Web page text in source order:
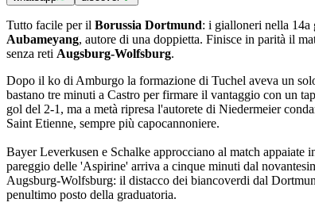
Tutto facile per il Borussia Dortmund: i gialloneri nella 14a
Aubameyang, autore di una doppietta. Finisce in parità il
senza reti Augsburg-Wolfsburg.
Dopo il ko di Amburgo la formazione di Tuchel aveva un
bastano tre minuti a Castro per firmare il vantaggio con un
gol del 2-1, ma a metà ripresa l'autorete di Niedermeier
Saint Etienne, sempre più capocannoniere.
Bayer Leverkusen e Schalke approcciano al match
pareggio delle 'Aspirine' arriva a cinque minuti dal
Augsburg-Wolfsburg: il distacco dei biancoverdi dal
penultimo posto della graduatoria.